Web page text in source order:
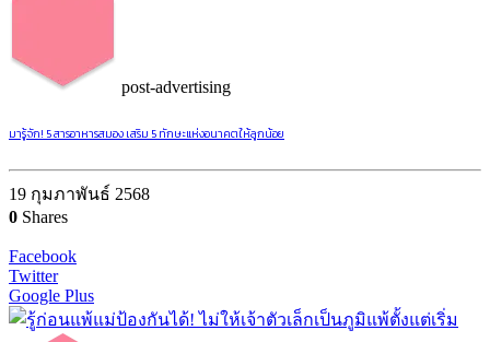
post-advertising
มารู้จัก! 5 สารอาหารสมอง เสริม 5 ทักษะแห่งอนาคตให้ลูกน้อย
19 กุมภาพันธ์ 2568
0 Shares
Facebook
Twitter
Google Plus